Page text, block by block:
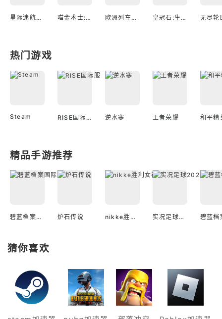
星际迷航：舰队指挥官 喵金术士:猫咪合并大亨 欧洲列车模拟2 皇冠石:生存
热门游戏
Steam RISE国际服 逆水寒 王者荣耀 和平精
精品手游推荐
碧蓝档案国际服 炉石传说 nikke胜利女神国际服 实况足球2022手游
猜你喜欢